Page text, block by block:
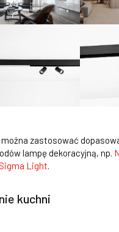
można zastosować
lampę dekoracyjną, np.
Light.
kuchni